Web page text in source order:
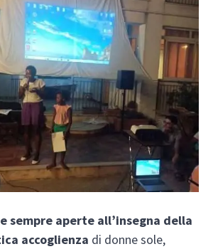
sempre aperte all’insegna della
accoglienza di donne sole,